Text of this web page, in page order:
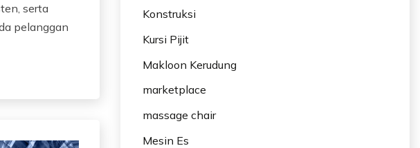
serta
pelanggan
Konstruksi
Kursi Pijit
Makloon Kerudung
marketplace
massage chair
Mesin Es